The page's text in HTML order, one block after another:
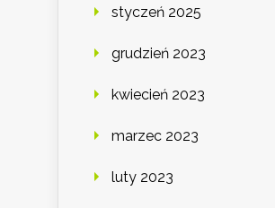
styczeń 2025
grudzień 2023
kwiecień 2023
marzec 2023
luty 2023